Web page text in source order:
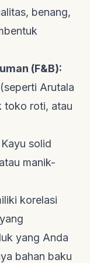
benang,
(F&B):
Arutala
toko roti, atau
Kayu solid
manik-
korelasi
yang Anda
bahan baku